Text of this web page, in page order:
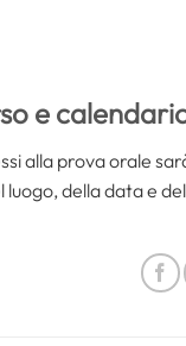
e
alla prova orale
della data e